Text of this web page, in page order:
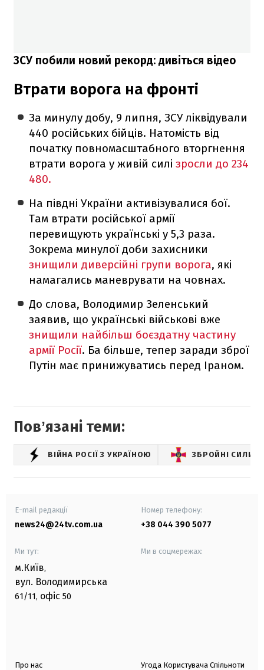
ЗСУ побили новий рекорд: дивіться відео
Втрати ворога на фронті
За минулу добу, 9 липня, ЗСУ ліквідували
440 російських бійців. Натомість від
початку повномасштабного вторгнення
втрати ворога у живій силізросли до 234
480.
На півдні України активізувалися бої.
Там втрати російської армії
перевищують українські у 5,3 раза.
Зокрема минулої доби захисники
знищили диверсійні групи ворога, які
намагались маневрувати на човнах.
До слова, Володимир Зеленський
заявив, що українські військові вже
знищили найбільш боєздатну частину
армії Росії. Ба більше, тепер заради зброї
Путін має принижуватись перед Іраном.
Повʼязані теми:
ВІЙНА РОСІЇ З УКРАЇНОЮ ЗБРОЙНІ СИЛИ
E-mail редакції
news24@24tv.com.ua
Номер телефону:
+38 044 390 5077
Ми тут:
м.Київ,
вул. Володимирська
61/11, офіс 50
Ми в соцмережах:
Про нас Угода Користувача Спільноти